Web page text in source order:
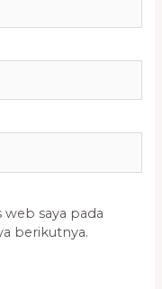
web saya pada
berikutnya.